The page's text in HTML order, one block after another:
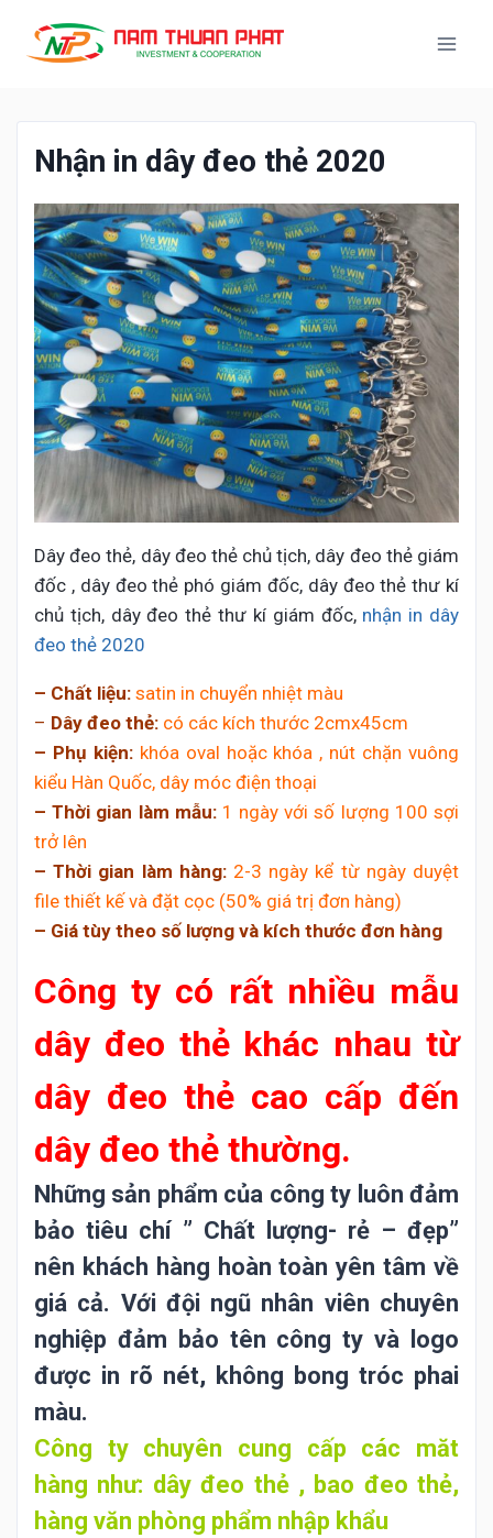
Nhận in dây đeo thẻ 2020
Dây đeo thẻ, dây đeo thẻ chủ tịch, dây đeo thẻ giám
đốc , dây đeo thẻ phó giám đốc, dây đeo thẻ thư kí
chủ tịch, dây đeo thẻ thư kí giám đốc, nhận in dây
đeo thẻ 2020
– Chất liệu: satin in chuyển nhiệt màu
– Dây đeo thẻ: có các kích thước 2cmx45cm
– Phụ kiện:khóa oval hoặc khóa , nút chặn vuông
kiểu Hàn Quốc, dây móc điện thoại
– Thời gian làm mẫu: 1 ngày với số lượng 100 sợi
trở lên
– Thời gian làm hàng:2-3 ngày kể từ ngày duyệt
file thiết kế và đặt cọc (50% giá trị đơn hàng)
– Giá tùy theo số lượng và kích thước đơn hàng
Công ty có rất nhiều mẫu
dây đeo thẻ khác nhau từ
dây đeo thẻ cao cấp đến
dây đeo thẻ thường.
Những sản phẩm của công ty luôn đảm
bảo tiêu chí ” Chất lượng- rẻ – đẹp”
nên khách hàng hoàn toàn yên tâm về
giá cả. Với đội ngũ nhân viên chuyên
nghiệp đảm bảo tên công ty và logo
được in rõ nét, không bong tróc phai
màu.
Công ty chuyên cung cấp các măt
hàng như: dây đeo thẻ , bao đeo thẻ,
hàng văn phòng phẩm nhập khẩu